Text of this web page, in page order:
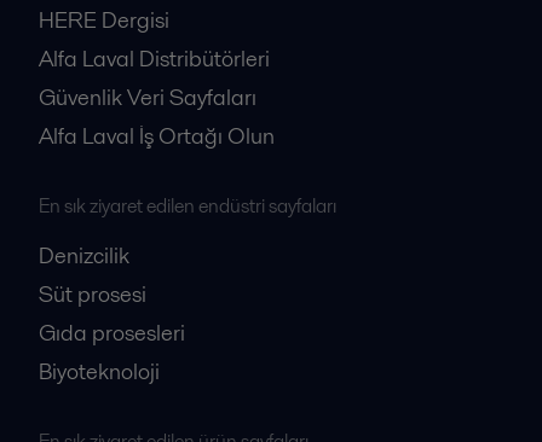
HERE Dergisi
Alfa Laval Distribütörleri
Güvenlik Veri Sayfaları
Alfa Laval İş Ortağı Olun
En sık ziyaret edilen endüstri sayfaları
Denizcilik
Süt prosesi
Gıda prosesleri
Biyoteknoloji